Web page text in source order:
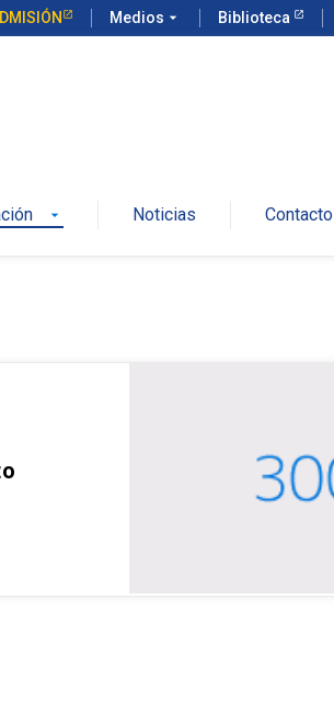
Medios arrow_drop_down Biblioteca
arrow_drop_down Noticias Contacto